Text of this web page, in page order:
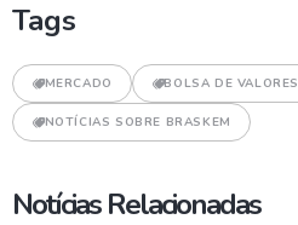
Tags
MERCADO BOLSA DE VALORES
NOTÍCIAS SOBRE BRASKEM
Notícias Relacionadas